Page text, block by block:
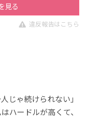
見る
違反報告はこちら
じゃ続けられない」
ハードルが高くて、